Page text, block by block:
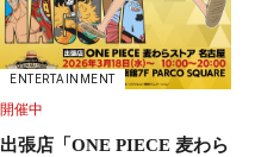
ENTERTAINMENT
開催中
出張店「ONE PIECE 麦わら